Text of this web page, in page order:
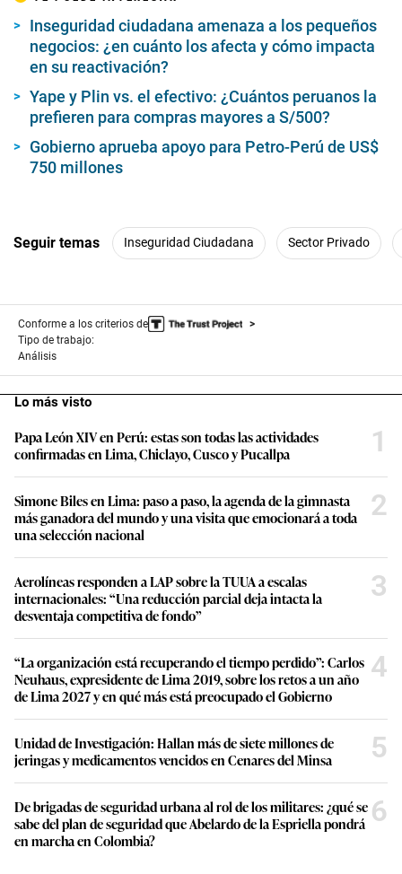
Inseguridad ciudadana amenaza a los pequeños
negocios: ¿en cuánto los afecta y cómo impacta
en su reactivación?
Yape y Plin vs. el efectivo: ¿Cuántos peruanos la
prefieren para compras mayores a S/500?
Gobierno aprueba apoyo para Petro-Perú de US$
750 millones
Seguir temas Inseguridad Ciudadana Sector Privado
Conforme a los criterios de
Tipo de trabajo:
Análisis
Lo más visto
Papa León XIV en Perú: estas son todas las actividades
confirmadas en Lima, Chiclayo, Cusco y Pucallpa
1
Simone Biles en Lima: paso a paso, la agenda de la gimnasta
más ganadora del mundo y una visita que emocionará a toda
una selección nacional
2
Aerolíneas responden a LAP sobre la TUUA a escalas
internacionales: “Una reducción parcial deja intacta la
desventaja competitiva de fondo”
3
“La organización está recuperando el tiempo perdido”: Carlos
Neuhaus, expresidente de Lima 2019, sobre los retos a un año
de Lima 2027 y en qué más está preocupado el Gobierno
4
Unidad de Investigación: Hallan más de siete millones de
jeringas y medicamentos vencidos en Cenares del Minsa
5
De brigadas de seguridad urbana al rol de los militares: ¿qué se
sabe del plan de seguridad que Abelardo de la Espriella pondrá
en marcha en Colombia?
6